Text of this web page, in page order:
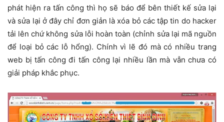
phát hiện ra tấn công thì họ sẽ báo để bên thiết kế sửa lại
và sửa lại ở đây chỉ đơn giản là xóa bỏ các tập tin do hacker
tải lên chứ không sửa lỗi hoàn toàn (chỉnh sửa lại mã nguồn
để loại bỏ các lỗ hổng). Chính vì lẽ đó mà có nhiều trang
web bị tấn công đi tấn công lại nhiều lần mà vẫn chưa có
giải pháp khắc phục.